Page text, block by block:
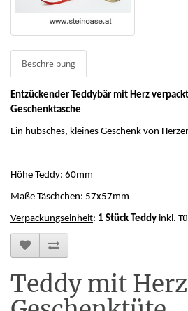
Beschreibung
Entzückender Teddybär mit Herz
Geschenktasche
Ein hübsches, kleines Geschenk von
Höhe Teddy: 60mm
Maße Täschchen: 57x57mm
Verpackungseinheit: 1 Stück Teddy inkl.
Teddy mit